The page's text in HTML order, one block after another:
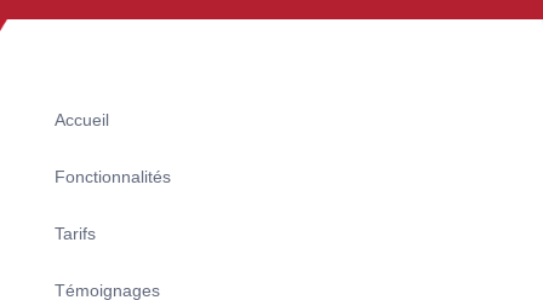
Accueil
Fonctionnalités
Tarifs
Témoignages